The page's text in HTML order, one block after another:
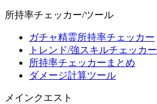
所持率チェッカー/ツール
ガチャ精霊所持率チェッカー
トレンド/強スキルチェッカー
所持率チェッカーまとめ
ダメージ計算ツール
メインクエスト